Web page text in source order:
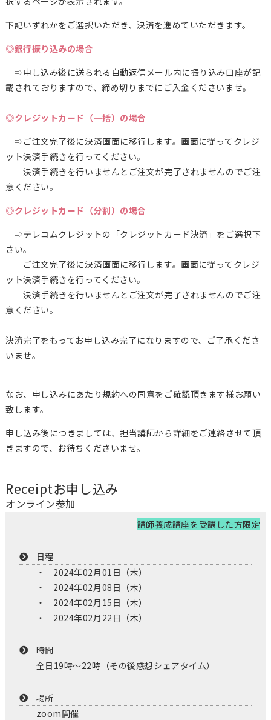
下記いずれかをご選択いただき、決済を進めていただきます。
◎銀行振り込みの場合
⇨申し込み後に送られる自動返信メール内に振り込み口座が記
載されておりますので、締め切りまでにご入金くださいませ。
◎クレジットカード（一括）の場合
⇨ご注文完了後に決済画面に移行します。画面に従ってクレジ
ット決済手続きを行ってください。
決済手続きを行いませんとご注文が完了されませんのでご注
意ください。
◎クレジットカード（分割）の場合
⇨テレコムクレジットの「クレジットカード決済」をご選択下
さい。
ご注文完了後に決済画面に移行します。画面に従ってクレジ
ット決済手続きを行ってください。
決済手続きを行いませんとご注文が完了されませんのでご注
意ください。
決済完了をもってお申し込み完了になりますので、ご了承くださ
いませ。
なお、申し込みにあたり規約への同意をご確認頂きます様お願い
致します。
申し込み後につきましては、担当講師から詳細をご連絡させて頂
きますので、お待ちくださいませ。
Receiptお申し込み
オンライン参加
講師養成講座を受講した方限定
日程
2024年02月01日（木）
2024年02月08日（木）
2024年02月15日（木）
2024年02月22日（木）
時間
全日19時〜22時（その後感想シェアタイム）
場所
zoom開催